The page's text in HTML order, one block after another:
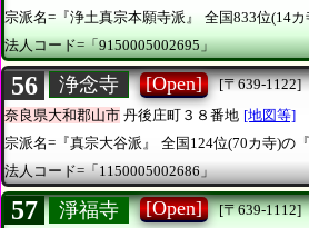
宗派名=『浄土真宗本願寺派』
全国833位(14カ
法人コード=「9150005002695」
56 浄念寺 [Open]
[〒639-1122]
奈良県大和郡山市 丹後庄町３８番地 [地図等]
宗派名=『真宗大谷派』
全国124位(70カ寺)の『
法人コード=「1150005002686」
57 淨福寺 [Open]
[〒639-1112]